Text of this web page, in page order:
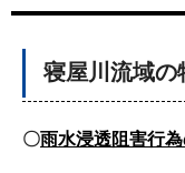
寝屋川流域の
〇雨水浸透阻害行